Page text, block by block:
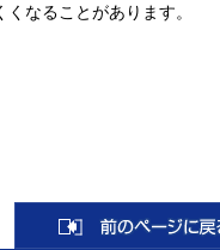
なることがあります。